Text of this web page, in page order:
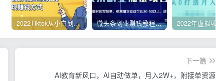
2022Tiktok从小白到精英实操，0-1保姆级实操全程无忧，多种变现赚钱方式 微头条副业赚钱教程，项目单号单天做到50-100+收益
下一篇
AI教育新风口，AI自动做单，月入2W+，附接单资源